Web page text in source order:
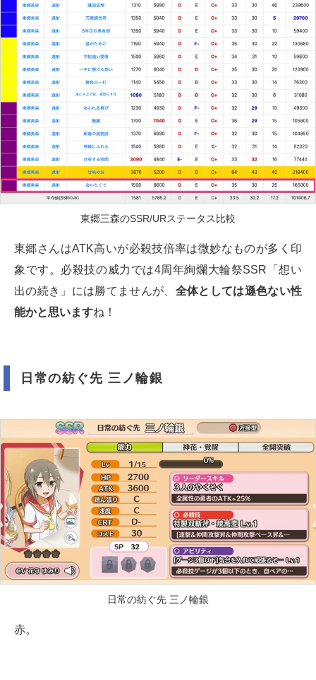
東郷三森のSSR/URステータス比較
東郷さんはATK高いが必殺技倍率は微妙なものが多く印
象です。必殺技の威力では4周年絢爛大輪祭SSR「想い
出の続き」には勝てませんが、 全体としては遜色ない性
能かと思いますね！
日常の紡ぐ先 三ノ輪銀
日常の紡ぐ先 三ノ輪銀
赤。